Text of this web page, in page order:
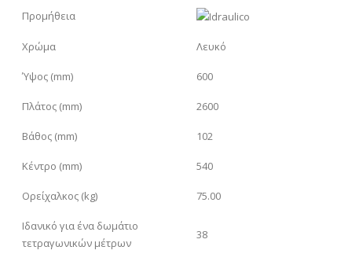
Προμήθεια
Χρώμα Λευκό
Ύψος (mm) 600
Πλάτος (mm) 2600
Βάθος (mm) 102
Κέντρο (mm) 540
Ορείχαλκος (kg) 75.00
Ιδανικό για ένα δωμάτιο
τετραγωνικών μέτρων
38